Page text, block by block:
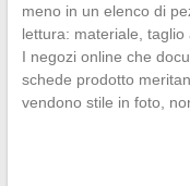
meno in un elenco di
lettura: materiale, taglio
I negozi online che
schede prodotto
vendono stile in foto,